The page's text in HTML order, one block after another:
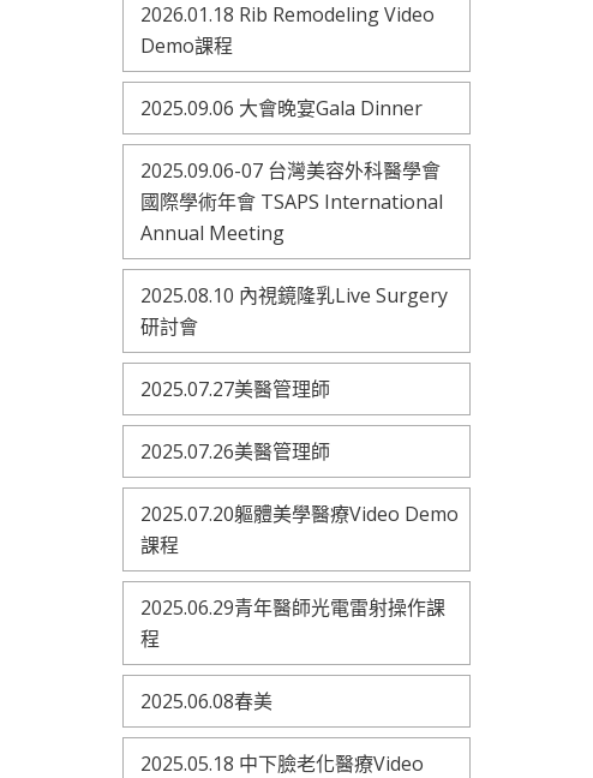
2026.01.18 Rib Remodeling Video
Demo課程
2025.09.06 大會晚宴Gala Dinner
2025.09.06-07 台灣美容外科醫學會
國際學術年會 TSAPS International
Annual Meeting
2025.08.10 內視鏡隆乳Live Surgery
研討會
2025.07.27美醫管理師
2025.07.26美醫管理師
2025.07.20軀體美學醫療Video Demo
課程
2025.06.29青年醫師光電雷射操作課
程
2025.06.08春美
2025.05.18 中下臉老化醫療Video